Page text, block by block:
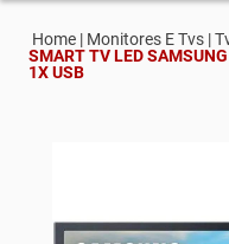
Home | Monitores E Tvs |
SMART TV LED
1X USB